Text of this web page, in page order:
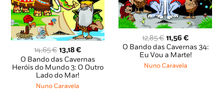
14,65€ O
preço
original
era:
14,65 €.
13,18€O
preço
atual
O Bando das Cavernas
Heróis do Mundo 3: O Outro
Lado do Mar!
Nuno Caravela
12,85€ O
preço
original
era:
11,56 €O
preço
atual
O Bando das Cavernas 34:
Eu Vou a Marte!
Nuno Caravela